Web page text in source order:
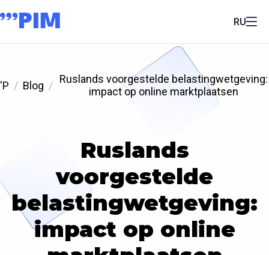
RU
'P Blog
Ruslands voorgestelde belastingwetgeving:
impact op online marktplaatsen
Ruslands
voorgestelde
belastingwetgeving:
impact op online